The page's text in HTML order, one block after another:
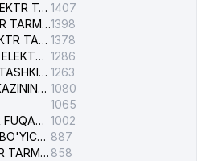
SHAYXONTOHUR ELEKTR TARMOG'I NOSOZLIKLARINI TUZATISH XIZMATI 1407
SAMARQAND ELEKTR TARMOQLARI AJ1398
SURXONDARYO ELEKTR TARMOQLARI AJ 1378
TOSHKENT TUMANI ELEKTR TARMOG'I AVARIYA XIZMATI 1286
TOSHKENT SHAHRI TASHKILOT TELEFONLARI HAQIDA MA'LUMOT BYUROSI 1263
DAVLAT TEST MARKAZINING ISHONCH TELEFONLARI 1080
1065
TOSHKENT SHAHAR FUQAROLIK ISHLARI BO'YICHA SUDI 1002
FUQAROLIK ISHLARI BO'YICHA YAKKASAROY TUMANLARARO SUDI 887
YUNUSOBOD ELEKTR TARMOG'I NOSOZLIKLARI XIZMATI 858